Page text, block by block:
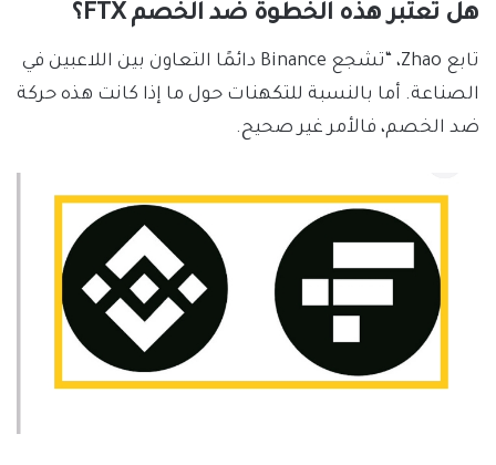
هل تعتبر هذه الخطوة ضد الخصم FTX؟
تابع Zhao، “تشجع Binance دائمًا التعاون بين اللاعبين في
الصناعة. أما بالنسبة للتكهنات حول ما إذا كانت هذه حركة
ضد الخصم، فالأمر غير صحيح.